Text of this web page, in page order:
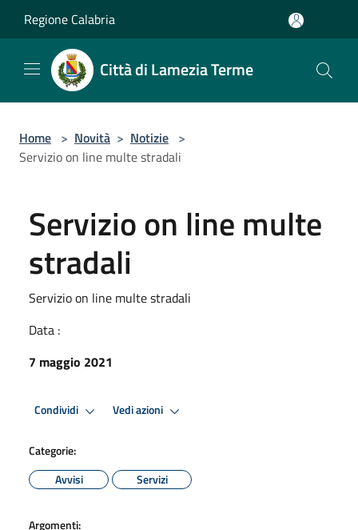
Regione Calabria
Città di Lamezia Terme
Home > Novità > Notizie >
Servizio on line multe stradali
Servizio on line multe
stradali
Servizio on line multe stradali
Data :
7 maggio 2021
Condividi Vedi azioni
Categorie:
Avvisi
Servizi
Argomenti: